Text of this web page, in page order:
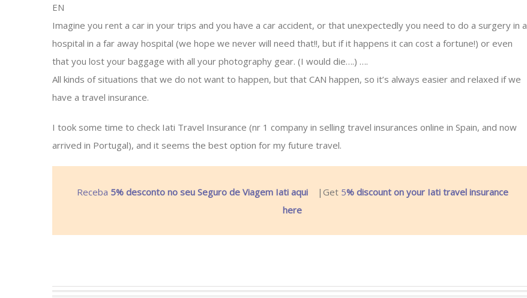
EN
Imagine you rent a car in your trips and you have a car accident, or that unexpectedly you need to do a surgery in a
hospital in a far away hospital (we hope we never will need that!!, but if it happens it can cost a fortune!) or even
that you lost your baggage with all your photography gear. (I would die….) ….
All kinds of situations that we do not want to happen, but that CAN happen, so it’s always easier and relaxed if we
have a travel insurance.
I took some time to check Iati Travel Insurance (nr 1 company in selling travel insurances online in Spain, and now
arrived in Portugal), and it seems the best option for my future travel.
Receba 5% desconto no seu Seguro de Viagem Iati aqui|Get 5% discount on your Iati travel insurance
here